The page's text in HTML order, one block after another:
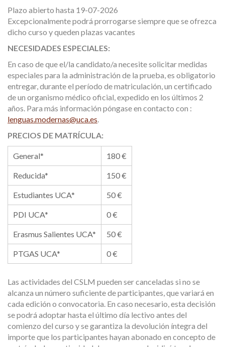
Plazo abierto hasta 19-07-2026
Excepcionalmente podrá prorrogarse siempre que se ofrezca
dicho curso y queden plazas vacantes
NECESIDADES ESPECIALES:
En caso de que el/la candidato/a necesite solicitar medidas
especiales para la administración de la prueba, es obligatorio
entregar, durante el período de matriculación, un certificado
de un organismo médico oficial, expedido en los últimos 2
años. Para más información póngase en contacto con :
lenguas.modernas@uca.es.
PRECIOS DE MATRÍCULA:
General* 180 €
Reducida* 150 €
Estudiantes UCA* 50 €
PDI UCA* 0 €
Erasmus Salientes UCA* 50 €
PTGAS UCA* 0 €
Las actividades del CSLM pueden ser canceladas si no se
alcanza un número suficiente de participantes, que variará en
cada edición o convocatoria. En caso necesario, esta decisión
se podrá adoptar hasta el último día lectivo antes del
comienzo del curso y se garantiza la devolución íntegra del
importe que los participantes hayan abonado en concepto de